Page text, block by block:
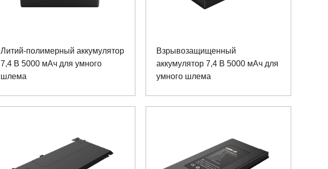
Литий-полимерный аккумулятор
7,4 В 5000 мАч для умного
шлема
Взрывозащищенный
аккумулятор 7,4 В 5000 мАч для
умного шлема